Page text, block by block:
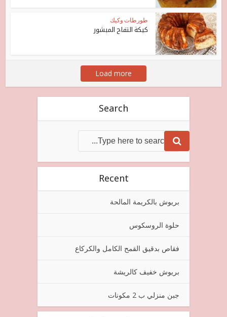
طورطات وكيك
كيكة التفاح المبشور
Load more
Search
Recent
بريوش بالكريمة المالحة
حلوة الروسكوس
فقاص بدقيق القمح الكامل والكركاع
بريوش خفيف كالريشة
جبن منزلي ب 2 مكونات